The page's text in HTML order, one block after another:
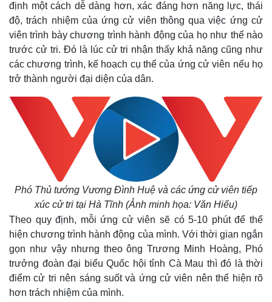
Thế giới
Quan sát
Cuộc sống đó đây
Hồ sơ
Multimedia
Video
E-Magazine
Infographic
định một cách dễ dàng hơn, xác đáng hơn năng lực, thái
độ, trách nhiệm của ứng cử viên thông qua việc ứng cử
viên trình bày chương trình hành động của họ như thế nào
trước cử tri. Đó là lúc cử tri nhận thấy khả năng cũng như
các chương trình, kế hoạch cụ thể của ứng cử viên nếu họ
trở thành người đại diện của dân.
Phó Thủ tướng Vương Đình Huệ và các ứng cử viên tiếp
xúc cử tri tại Hà Tĩnh (Ảnh minh họa: Văn Hiếu)
Theo quy định, mỗi ứng cử viên sẽ có 5-10 phút để thể
hiện chương trình hành động của mình. Với thời gian ngắn
gọn như vậy nhưng theo ông Trương Minh Hoàng, Phó
trưởng đoàn đại biểu Quốc hội tỉnh Cà Mau thì đó là thời
điểm cử tri nên sáng suốt và ứng cử viên nên thể hiện rõ
hơn trách nhiệm của mình.